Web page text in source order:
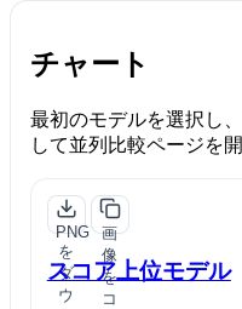
チャート
最初のモデルを選択し
して並列比較ページを開
PNG
を
ダ
ウ
画
像
を
コ
スコア上位モデル